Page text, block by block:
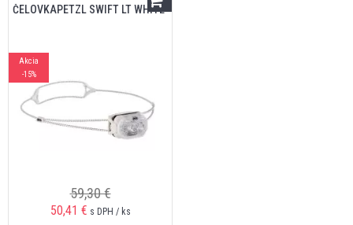
ČELOVKAPETZL SWIFT LT WHITE
Akcia
-15%
59,30 €
50,41 € s DPH / ks